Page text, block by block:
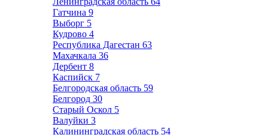
Гатчина 9
Выборг 5
Кудрово 4
Республика Дагестан 63
Махачкала 36
Дербент 8
Каспийск 7
Белгородская область 59
Белгород 30
Старый Оскол 5
Валуйки 3
Калининградская область 54